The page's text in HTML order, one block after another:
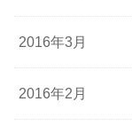
2016年3月
2016年2月